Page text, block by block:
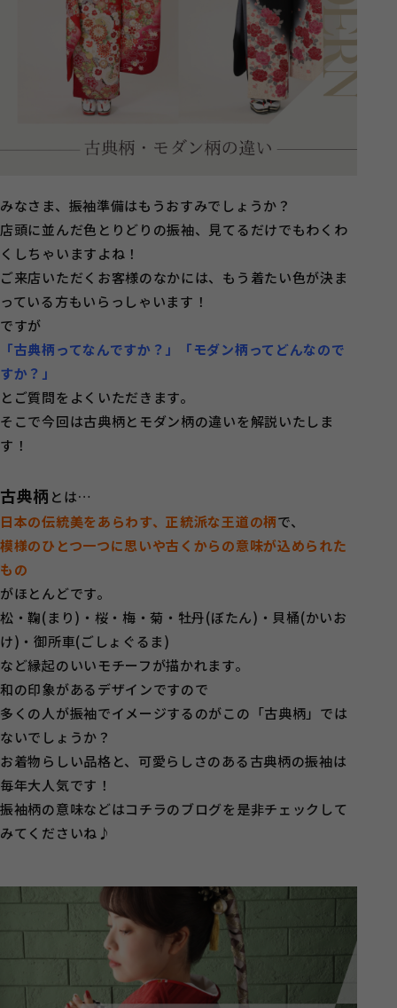
みなさま、振袖準備はもうおすみでしょうか？
店頭に並んだ色とりどりの振袖、見てるだけでもわくわ
くしちゃいますよね！
ご来店いただくお客様のなかには、もう着たい色が決ま
っている方もいらっしゃいます！
ですが
「古典柄ってなんですか？」「モダン柄ってどんなので
すか？」
とご質問をよくいただきます。
そこで今回は古典柄とモダン柄の違いを解説いたしま
す！
古典柄 とは…
日本の伝統美をあらわす、正統派な王道の柄で、
模様のひとつ一つに思いや古くからの意味が込められた
もの
がほとんどです。
松・鞠(まり)・桜・梅・菊・牡丹(ぼたん)・貝桶(かいお
け)・御所車(ごしょぐるま)
など縁起のいいモチーフが描かれます。
和の印象があるデザインですので
多くの人が振袖でイメージするのがこの「古典柄」では
ないでしょうか？
お着物らしい品格と、可愛らしさのある古典柄の振袖は
毎年大人気です！
振袖柄の意味などはコチラのブログを是非チェックして
みてくださいね♪